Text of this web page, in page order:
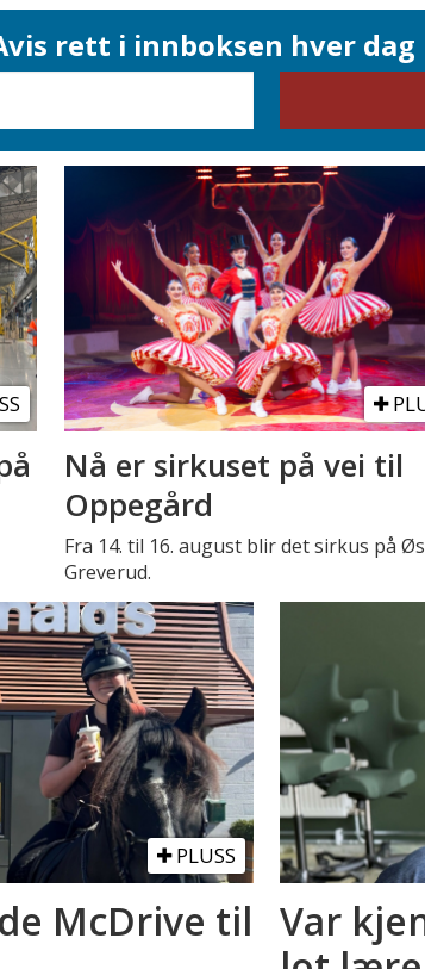
rett i innboksen hver dag
Nå er sirkuset på vei til
Oppegård
Fra 14. til 16. august blir det sirkus på
Greverud.
PLUSS
McDrive til Var